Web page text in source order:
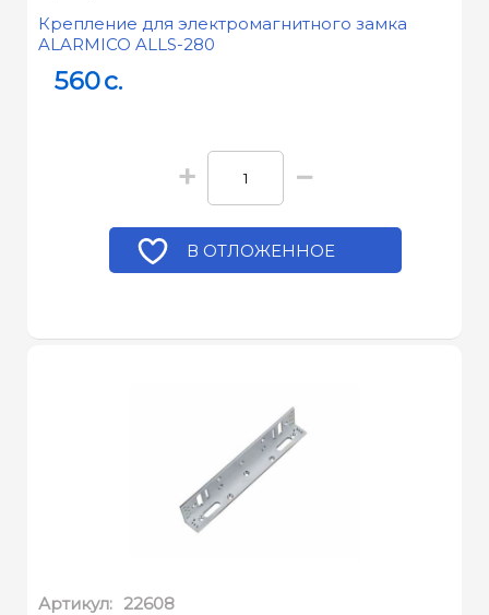
Крепление для электромагнитного замка
ALARMICO ALLS-280
560c.
+ −
В ОТЛОЖЕННОЕ
Артикул: 22608